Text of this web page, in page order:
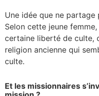
Une idée que ne partage
Selon cette jeune
certaine liberté de culte,
religion ancienne qui
culte.
Et les missionnaires